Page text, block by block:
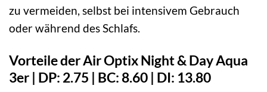
zu vermeiden, selbst bei intensivem Gebrauch
oder während des Schlafs.
Vorteile der Air Optix Night & Day Aqua
3er | DP: 2.75 | BC: 8.60 | DI: 13.80